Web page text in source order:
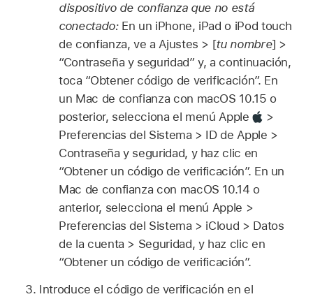
dispositivo de confianza que no está
conectado:En un iPhone, iPad o iPod touch
de confianza, ve a Ajustes > [tu nombre] >
“Contraseña y seguridad” y, a continuación,
toca “Obtener código de verificación”. En
un Mac de confianza con macOS 10.15 o
posterior, selecciona el menú Apple
>
Preferencias del Sistema > ID de Apple >
Contraseña y seguridad, y haz clic en
“Obtener un código de verificación”. En un
Mac de confianza con macOS 10.14 o
anterior, selecciona el menú Apple >
Preferencias del Sistema > iCloud > Datos
de la cuenta > Seguridad, y haz clic en
“Obtener un código de verificación”.
Introduce el código de verificación en el